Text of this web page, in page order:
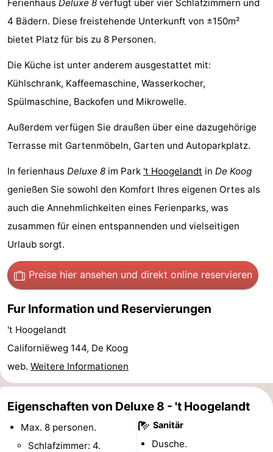
Koog
Oudeschild
-
De
Waal
-
Oosterend
Natur
Schönste
Aussichtspunkte
Übernachten
Appartements
Bosch
Zee
-
Vlijt
Hoeve
Holland
-
Land
en
Zeezicht
-
Strandhuys
-
Strandplevier
Campingplätze
Ferienhäuser
-
't
-
Ferienhaus Deluxe 8 verfügt über vier Schlafzimmern und
4 Bädern. Diese freistehende Unterkunft von ±150m²
bietet Platz für bis zu 8 Personen.
Die Küche ist unter anderem ausgestattet mit:
Kühlschrank, Kaffeemaschine, Wasserkocher,
Spülmaschine, Backofen und Mikrowelle.
Außerdem verfügen Sie draußen über eine dazugehörige
Terrasse mit Gartenmöbeln, Garten und Autoparkplatz.
In ferienhaus Deluxe 8 im Park 't Hoogelandt in De Koog
genießen Sie sowohl den Komfort Ihres eigenen Ortes als
auch die Annehmlichkeiten eines Ferienparks, was
zusammen für einen entspannenden und vielseitigen
Urlaub sorgt.
Preise hier ansehen und direkt online reservieren
Fur Information und Reservierungen
't Hoogelandt
Californiëweg 144, De Koog
web. Weitere Informationen
Eigenschaften von Deluxe 8 - 't Hoogelandt
Max. 8 personen.
Schlafzimmer: 4.
Sanitär
Dusche.